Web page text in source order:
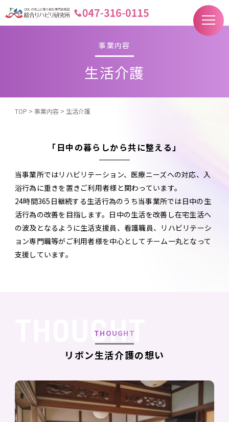
事業内容
生活介護
TOP > 事業内容> 生活介護
「日中の暮らしから共に整える」
当事業所ではリハビリテーション、医療ニーズへの対応、入
浴行為に重きを置きご利用者様と関わっています。
24時間365日継続する生活行為のうち当事業所では日中の生
活行為の改善を目指します。日中の生活を改善し在宅生活へ
の波及となるように生活支援員、看護職員、リハビリテーシ
ョン専門職等がご利用者様を中心としてチーム一丸となって
支援しています。
THOUGHT
リボン生活介護の想い